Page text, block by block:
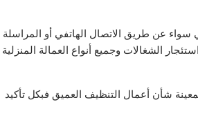
عن طريق الاتصال الهاتفي أو المراسلة
الشغالات وجميع أنواع العمالة المنزلية
شأن أعمال التنظيف العميق فبكل تأكيد